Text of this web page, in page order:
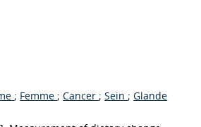
; Femme ; Cancer ; Sein ; Glande